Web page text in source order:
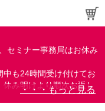
セミナー事務局はお休み
も24時間受け付けてお
み明けより順次お返し